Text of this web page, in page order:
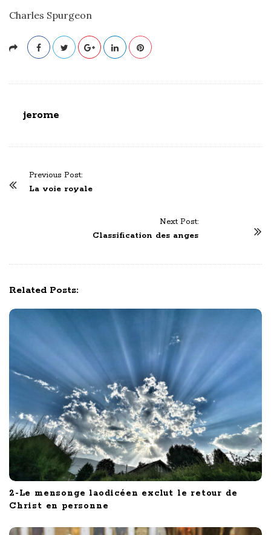
Charles Spurgeon
jerome
Previous Post:
La voie royale
Next Post:
Classification des anges
Related Posts:
2-Le mensonge laodicéen exclut le retour de
Christ en personne